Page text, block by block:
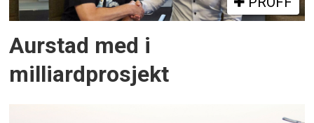
Aurstad med i
milliardprosjekt